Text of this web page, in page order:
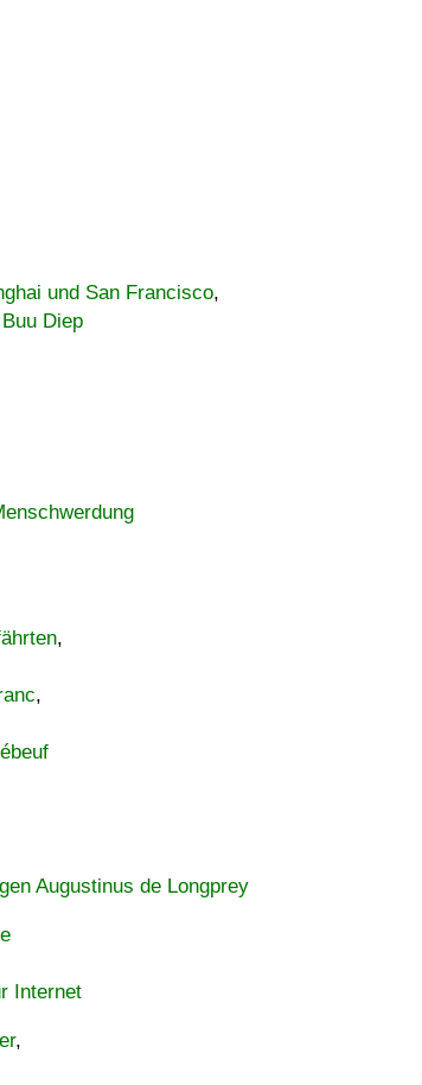
und San Francisco,
Diep
,
,
Augustinus de Longprey
Internet
,